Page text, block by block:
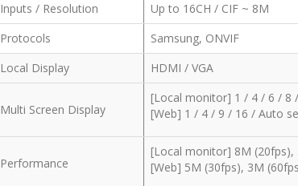
Inputs / Resolution
Up to 16CH / CIF ~ 8M
Protocols
Samsung, ONVIF
Local Display HDMI / VGA
Multi Screen Display
[Local monitor] 1 / 4 / 6 / 8
[Web] 1 / 4 / 9 / 16 / Auto
Performance
[Local monitor] 8M (20fps),
[Web] 5M (30fps), 3M